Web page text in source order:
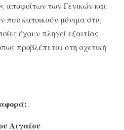
αποφοίτων των Γενικών και
κατοικούν μόνιμα στις
έχουν πληγεί εξαιτίας
προβλέπεται στη σχετική
Αιγαίου